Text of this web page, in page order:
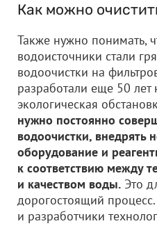
Как можно
Также нужно понимать,
водоисточники стали
водоочистки на
разработали еще 50 лет
экологическая
нужно постоянно
водоочистки, внедрять
оборудование и
к соответствию между
и качеством воды. Это
дорогостоящий
и разработчики